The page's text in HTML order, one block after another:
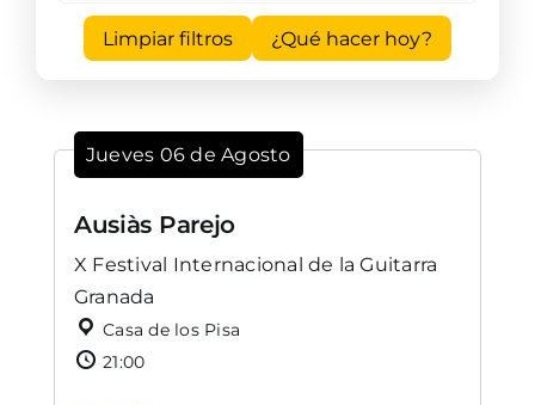
Limpiar filtros ¿Qué hacer hoy?
Jueves 06 de Agosto
Ausiàs Parejo
X Festival Internacional de la Guitarra
Granada
Casa de los Pisa
21:00